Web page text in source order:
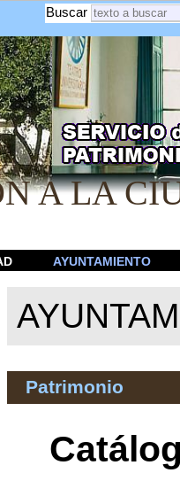
Buscar
A LA
AYUNTAMIENTO
Patrimonio